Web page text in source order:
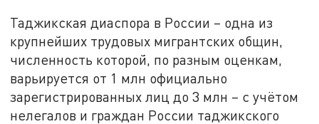
Таджикская диаспора в России – одна из
крупнейших трудовых мигрантских общин,
численность которой, по разным оценкам,
варьируется от 1 млн официально
зарегистрированных лиц до 3 млн – с учётом
нелегалов и граждан России таджикского